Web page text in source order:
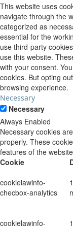
This website uses
navigate through the
categorized as
essential for the
use third-party
use this website.
with your consent.
cookies. But opting
browsing experience.
Necessary
Necessary
Always Enabled
Necessary cookies
properly. These
features of the
Cookie
cookielawinfo-
checbox-analytics
cookielawinfo-